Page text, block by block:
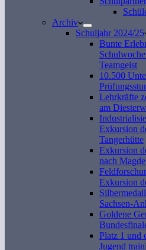
Archiv
Schuljahr 2024/25
Bunte
Teamgeist
10.500
Lehrkräfte
am
Exkursion
Tangerhütte
Exkursion
nach
Exkursion
Sachsen-
Goldene
Platz 1 und
Jugend